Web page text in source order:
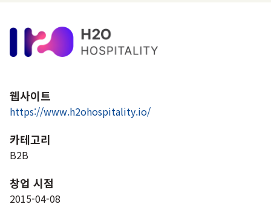
웹사이트
https://www.h2ohospitality.io/
카테고리
B2B
창업 시점
2015-04-08